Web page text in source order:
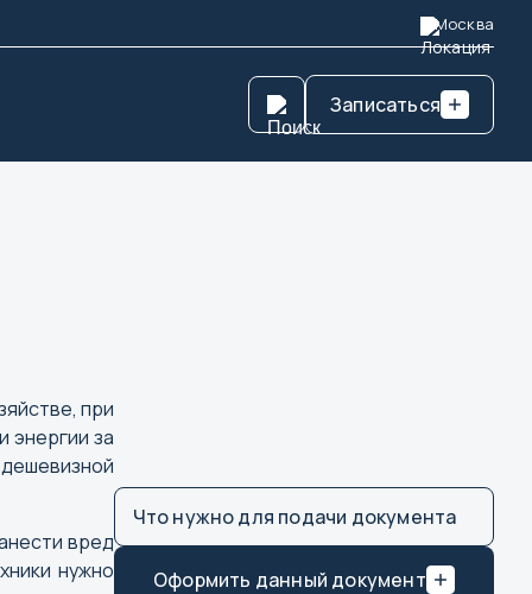
Москва
Записаться
при
энергии за
вред
нужно
Что нужно для подачи документа
Оформить данный документ